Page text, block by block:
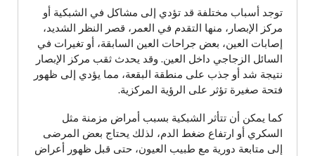
توجد أسباب مختلفة قد تؤدي إلى مشاكل في الشبكية أو
مركز الإبصار، منها التقدم في العمر، قصر النظر الشديد،
إصابات العين، بعض جراحات العين السابقة، أو تغيرات في
السائل الزجاجي داخل العين. وقد يحدث ثقب مركز الإبصار
نتيجة شد أو جذب على منطقة البقعة، مما يؤدي إلى ظهور
فتحة صغيرة تؤثر على الرؤية المركزية.
كما يمكن أن تتأثر الشبكية بسبب أمراض مزمنة مثل
السكري أو ارتفاع ضغط الدم، لذلك يحتاج بعض المرضى
إلى متابعة دورية مع طبيب العيون، حتى قبل ظهور أعراض